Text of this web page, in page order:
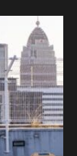
近半年。
哪些故事？
頻